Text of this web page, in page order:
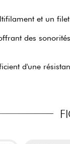
et un
des
d'une